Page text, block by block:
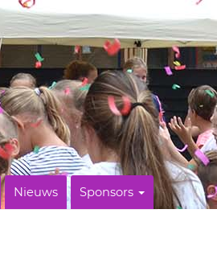
Nieuws Sponsors